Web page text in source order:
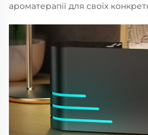
ароматерапії для своїх